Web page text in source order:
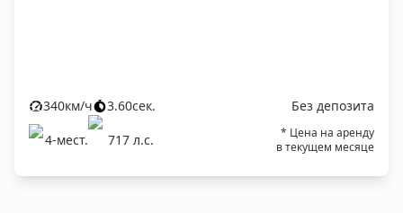
340км/ч 3.60сек.
Без депозита
4-мест. 717 л.c.
* Цена на аренду
в текущем месяце